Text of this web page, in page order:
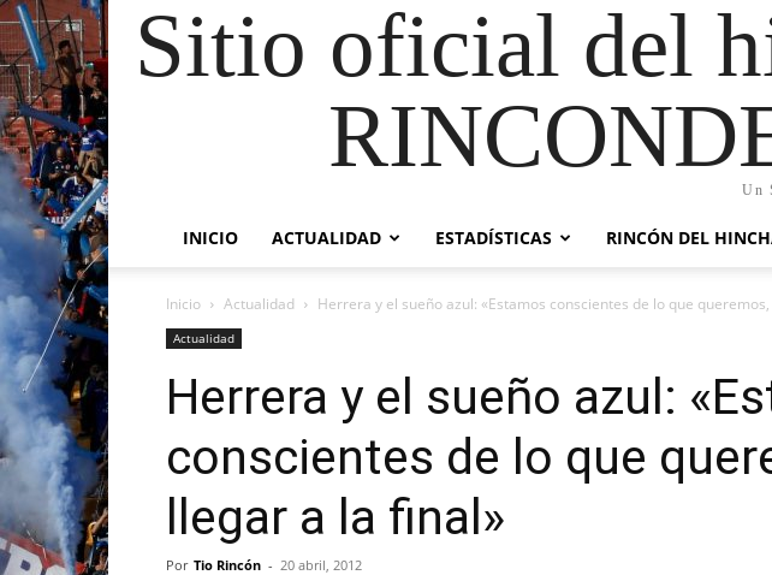
Sitio oficial del
Un
INICIO ACTUALIDAD ESTADÍSTICAS RINCÓN DEL
Inicio Actualidad Herrera y el sueño azul: «Estamos conscientes de lo que
Actualidad
Herrera y el sueño azul:
conscientes de lo que
llegar a la final»
Por Tio Rincón - 20 abril, 2012